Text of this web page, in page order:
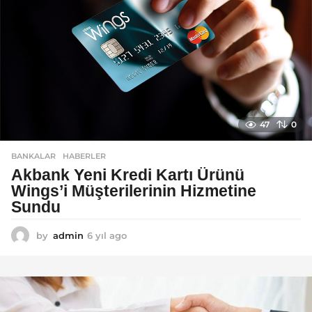
o
47 0
BANKALAR ,HABERLER
Akbank Yeni Kredi Kartı Ürünü
Wings’i Müşterilerinin Hizmetine
Sundu
by admin 6 yıl ago